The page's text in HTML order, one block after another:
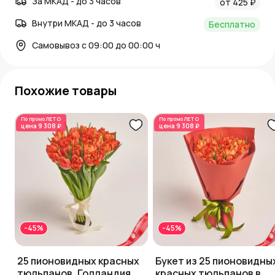
Внутри МКАД - до 3 часов
Бесплатно
Самовывоз с 09:00 до 00:00 ч
Похожие товары
По промоЛЕТО
цена 9 308 ₽
-45%
25 пионовидных красных
По промоЛЕТО
цена 9 308 ₽
-45%
Букет из 25